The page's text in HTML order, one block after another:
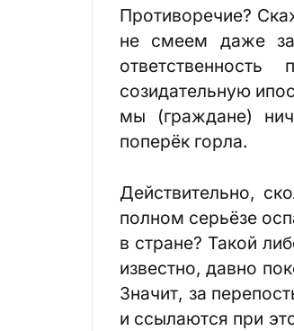
Противоречие?
не смеем даже
созидательную
мы (граждане)
поперёк горла.
Действительно,
полном серьёзе
в стране? Такой
известно, давно
Значит, за
и ссылаются при